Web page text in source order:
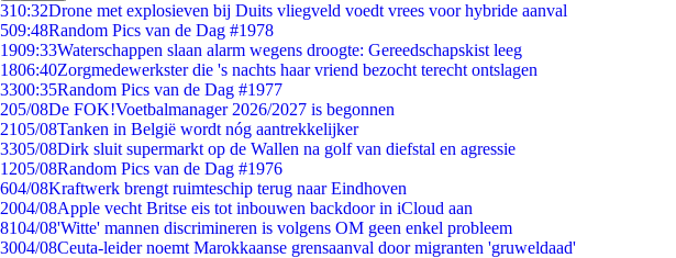
310:32Drone met explosieven bij Duits vliegveld voedt vrees voor hybride aanval
509:48Random Pics van de Dag #1978
1909:33Waterschappen slaan alarm wegens droogte: Gereedschapskist leeg
1806:40Zorgmedewerkster die 's nachts haar vriend bezocht terecht ontslagen
3300:35Random Pics van de Dag #1977
205/08De FOK!Voetbalmanager 2026/2027 is begonnen
2105/08Tanken in België wordt nóg aantrekkelijker
3305/08Dirk sluit supermarkt op de Wallen na golf van diefstal en agressie
1205/08Random Pics van de Dag #1976
604/08Kraftwerk brengt ruimteschip terug naar Eindhoven
2004/08Apple vecht Britse eis tot inbouwen backdoor in iCloud aan
8104/08'Witte' mannen discrimineren is volgens OM geen enkel probleem
3004/08Ceuta-leider noemt Marokkaanse grensaanval door migranten 'gruweldaad'